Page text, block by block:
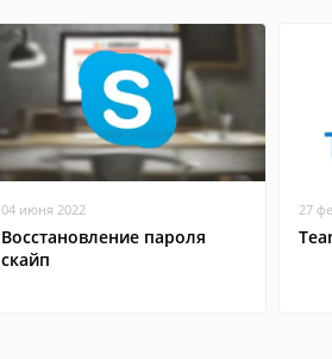
04 июня 2022
Восстановление пароля
скайп
27